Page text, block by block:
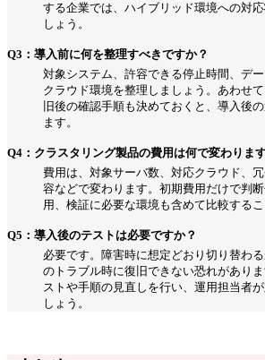
する企業では、ハイブリッド環境への対
しょう。
Q3：導入前に何を整理すべきですか？
対象システム、許容できる停止時間、デ
クラウド環境を整理しましょう。あわせ
旧後の確認手順も決めておくと、導入後
ます。
Q4：クラスタリング製品の費用は何で変わりま
費用は、対象サーバ数、対応クラウド、
容などで変わります。初期費用だけで判
用、検証に必要な環境も含めて比較するこ
Q5：導入後のテストは必要ですか？
必要です。障害時に想定どおり切り替わ
のトラブル時に復旧できない恐れがあり
ストや手順の見直しを行い、運用担当者
しょう。